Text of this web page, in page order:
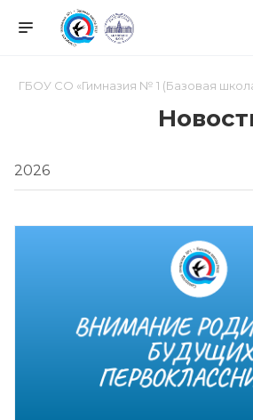
ГБОУ СО «Гимназия № 1 (Базовая